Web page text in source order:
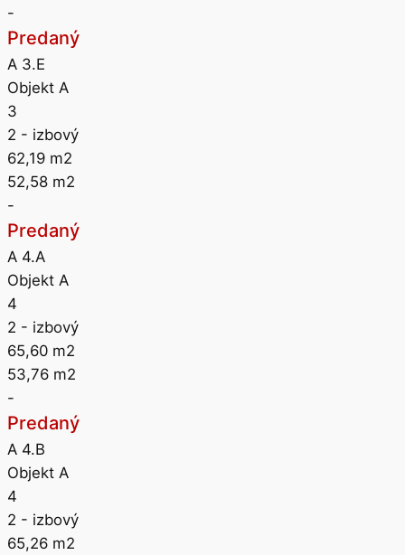
-
Predaný
A 3.E
Objekt A
3
2 - izbový
62,19 m2
52,58 m2
-
Predaný
A 4.A
Objekt A
4
2 - izbový
65,60 m2
53,76 m2
-
Predaný
A 4.B
Objekt A
4
2 - izbový
65,26 m2